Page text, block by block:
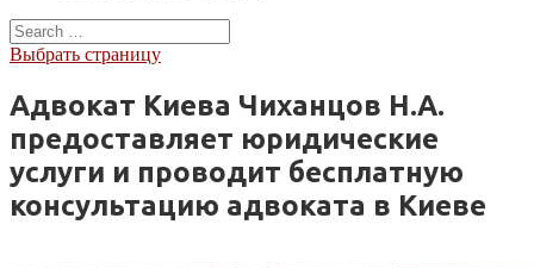
Выбрать страницу
Адвокат Киева Чиханцов Н.А.
предоставляет юридические
услуги и проводит бесплатную
консультацию адвоката в Киеве